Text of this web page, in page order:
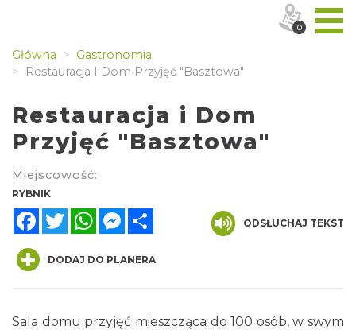
Główna
Gastronomia
Restauracja I Dom Przyjęć "Basztowa"
Restauracja i Dom
Przyjęć "Basztowa"
Miejscowość:
RYBNIK
FacebookTwitterWhatsAppMessenger
ODSŁUCHAJ TEKST
DODAJ DO PLANERA
Sala domu przyjęć mieszcząca do 100 osób, w swym
0